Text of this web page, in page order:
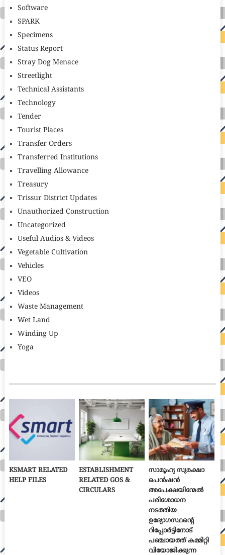
Software
SPARK
Specimens
Status Report
Stray Dog Menace
Streetlight
Technical Assistants
Technology
Tender
Tourist Places
Transfer Orders
Transferred Institutions
Travelling Allowance
Treasury
Trissur District Updates
Unauthorized Construction
Uncategorized
Useful Audios & Videos
Vegetable Cultivation
Vehicles
VEO
Videos
Waste Management
Wet Land
Winding Up
Yoga
KSMART RELATED
HELP FILES
ESTABLISHMENT
RELATED GOS &
CIRCULARS
സാമൂഹ്യ സുരക്ഷാ
പെൻഷൻ
അപേക്ഷയിന്മേൽ
പരിശോധന
നടത്തിയ
ഉദ്യോഗസ്ഥന്റെ
റിപ്പോർട്ടിനോട്
പഞ്ചായത്ത് കമ്മിറ്റി
വിയോജിക്കുന്ന